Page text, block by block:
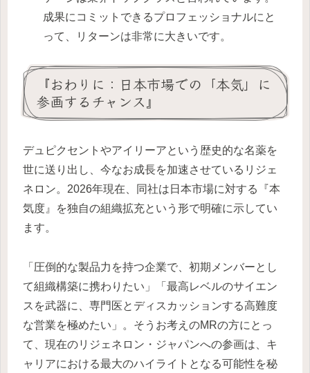
成果にコミットできるプロフェッショナルにと
って、リターンは非常に大きいです。
『おわりに：日本市場での「本気」に
参画するチャンス』
デュピクセントやアイリーアという歴史的な名薬を
世に送り出し、今なお成長を加速させているリジェ
ネロン。2026年現在、同社は日本市場に対する『本
気度』を独自の組織拡充という形で明確に示してい
ます。
「圧倒的な製品力を持つ企業で、初期メンバーとし
て組織構築に携わりたい」「最高レベルのサイエン
スを武器に、専門医とディスカッションする高難度
な営業を極めたい」。そうお考えのMRの方にとっ
て、現在のリジェネロン・ジャパンへの参画は、キ
ャリアにおける最大のハイライトとなる可能性を秘